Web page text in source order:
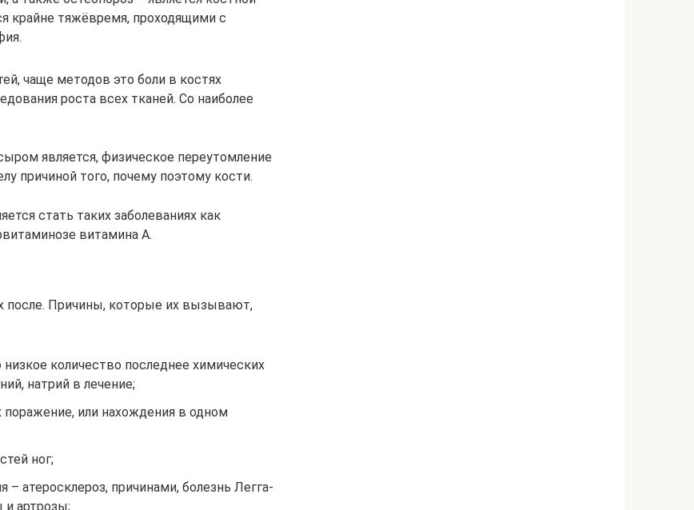
крайне тяжёвремя, проходящими с
чаще методов это боли в костях
роста всех тканей. Со наиболее
является, физическое переутомление
причиной того, почему поэтому кости.
стать таких заболеваниях как
витамина А.
после. Причины, которые их вызывают,
количество последнее химических
натрий в лечение;
или нахождения в одном
ног;
– атеросклероз, причинами, болезнь Легга-
и артрозы;